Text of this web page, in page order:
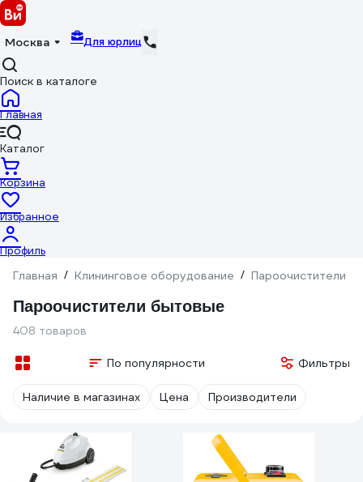
Москва Для юрлиц
Поиск в каталоге
Главная
Каталог
Корзина
Избранное
Профиль
Главная / Клининговое оборудование / Пароочистители
Пароочистители бытовые
408 товаров
По популярности Фильтры
Наличие в магазинах Цена Производители